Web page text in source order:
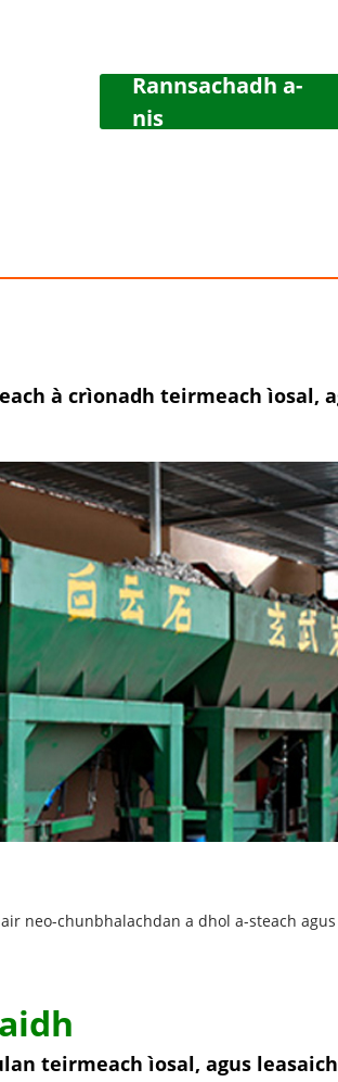
Rannsachadh a-
nis
à crìonadh teirmeach ìosal,
neo-chunbhalachdan a dhol a-steach
teirmeach ìosal, agus